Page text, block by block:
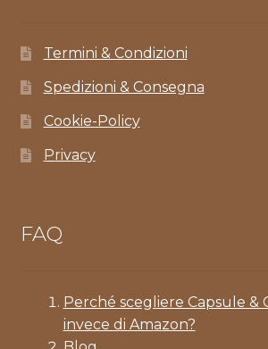
Termini & Condizioni
Spedizioni & Consegna
Cookie-Policy
Privacy
FAQ
Perché scegliere Capsule &
invece di Amazon?